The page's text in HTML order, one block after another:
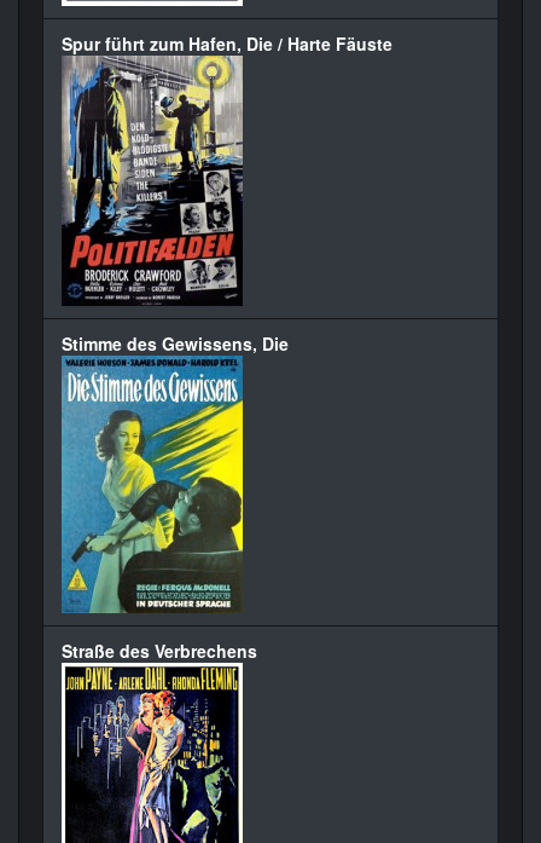
Spur führt zum Hafen, Die / Harte Fäuste
Stimme des Gewissens, Die
Straße des Verbrechens